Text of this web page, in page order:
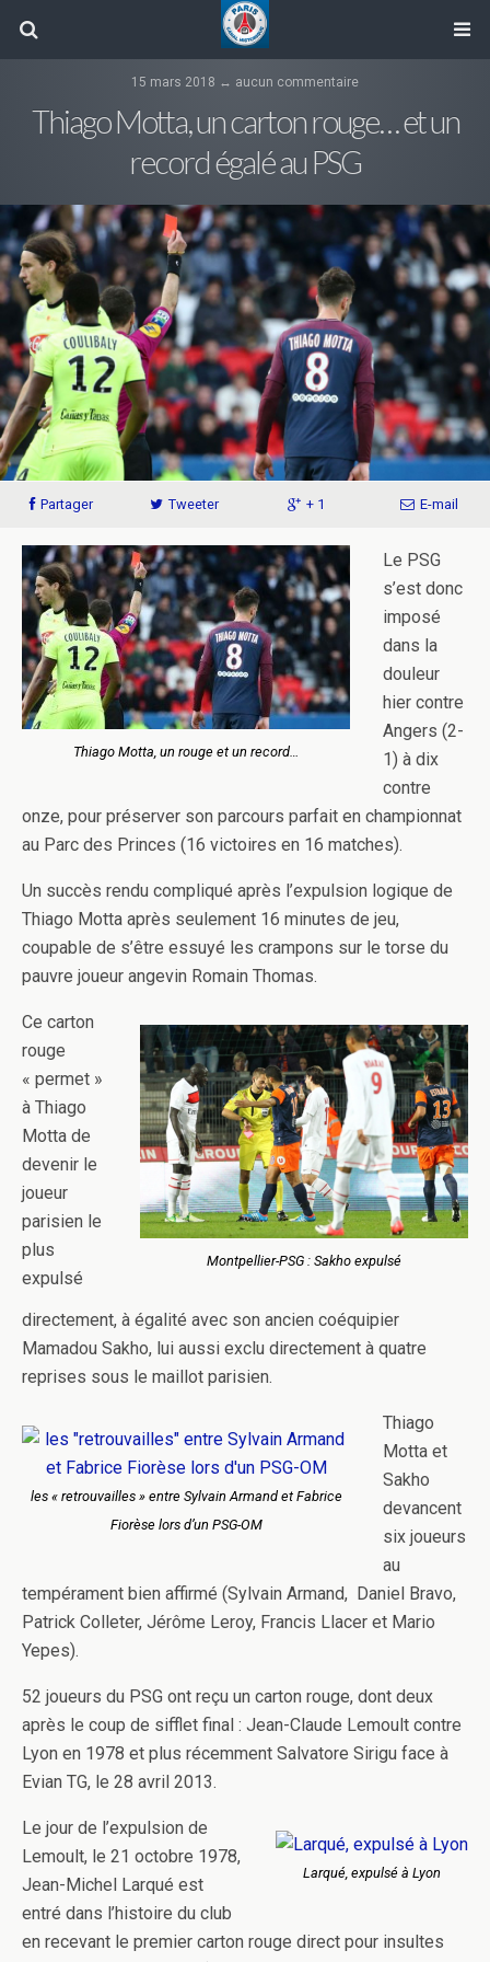
15 mars 2018 ↔ aucun commentaire
Thiago Motta, un carton rouge… et un
record égalé au PSG
Partager Tweeter + 1 E-mail
Thiago Motta, un rouge et un record…
Le PSG
s’est donc
imposé
dans la
douleur
hier contre
Angers (2-
1) à dix
contre
onze, pour préserver son parcours parfait en championnat
au Parc des Princes (16 victoires en 16 matches).
Un succès rendu compliqué après l’expulsion logique de
Thiago Motta après seulement 16 minutes de jeu,
coupable de s’être essuyé les crampons sur le torse du
pauvre joueur angevin Romain Thomas.
Montpellier-PSG : Sakho expulsé
Ce carton
rouge
« permet »
à Thiago
Motta de
devenir le
joueur
parisien le
plus
expulsé
directement, à égalité avec son ancien coéquipier
Mamadou Sakho, lui aussi exclu directement à quatre
reprises sous le maillot parisien.
les « retrouvailles » entre Sylvain Armand et Fabrice
Fiorèse lors d’un PSG-OM
Thiago
Motta et
Sakho
devancent
six joueurs
au
tempérament bien affirmé (Sylvain Armand, Daniel Bravo,
Patrick Colleter, Jérôme Leroy, Francis Llacer et Mario
Yepes).
52 joueurs du PSG ont reçu un carton rouge, dont deux
après le coup de sifflet final : Jean-Claude Lemoult contre
Lyon en 1978 et plus récemment Salvatore Sirigu face à
Evian TG, le 28 avril 2013.
Larqué, expulsé à Lyon
Le jour de l’expulsion de
Lemoult, le 21 octobre 1978,
Jean-Michel Larqué est
entré dans l’histoire du club
en recevant le premier carton rouge direct pour insultes